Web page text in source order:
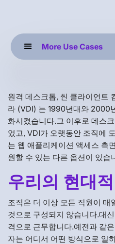
More Use Cases
원격 데스크톱, 씬 클라이언트
라 (VDI) 는 1990년대와 2000
화시켰습니다.그 이후로 데스
었고, VDI가 오랫동안 조직에
는 웹 애플리케이션 액세스 측
원할 수 있는 다른 옵션이 있습
우리의 현대
조직은 더 이상 모든 직원이 매
것으로 구성되지 않습니다.대
격으로 근무합니다.예전과 같
자는 어디서 어떤 방식으로 일